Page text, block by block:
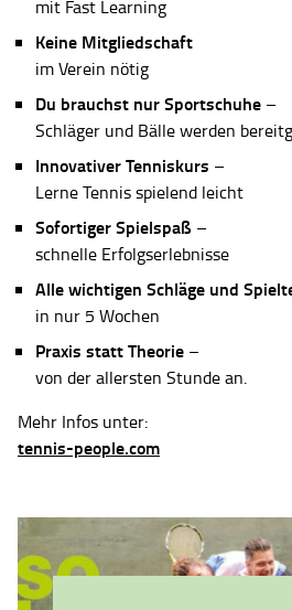
mit Fast Learning
Keine Mitgliedschaft
im Verein nötig
Du brauchst nur Sportschuhe –
Schläger und Bälle werden
Innovativer Tenniskurs –
Lerne Tennis spielend leicht
Sofortiger Spielspaß –
schnelle Erfolgserlebnisse
Alle wichtigen Schläge und
in nur 5 Wochen
Praxis statt Theorie –
von der allersten Stunde an.
Mehr Infos unter:
tennis-people.com